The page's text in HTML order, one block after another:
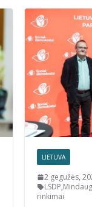
LIETUVA
2 gegužės,
LSDP,
rinkimai